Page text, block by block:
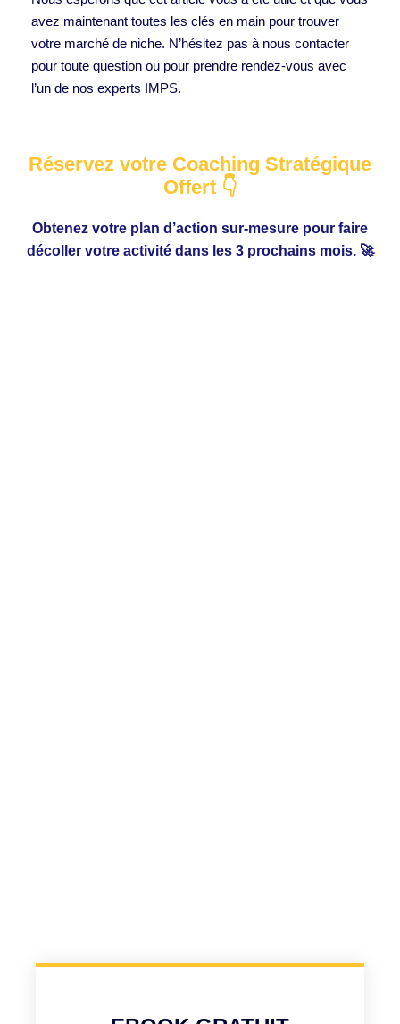
avez maintenant toutes les clés en main pour trouver
votre marché de niche. N’hésitez pas à nous contacter
pour toute question ou pour prendre rendez-vous avec
l’un de nos experts IMPS.
Réservez votre Coaching Stratégique
Offert 👇
Obtenez votre plan d’action sur-mesure pour faire
décoller votre activité dans les 3 prochains mois. 🚀